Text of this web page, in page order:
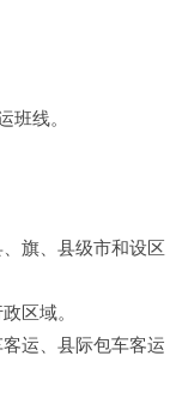
线。
旗、县级市和设区
区域。
运、县际包车客运